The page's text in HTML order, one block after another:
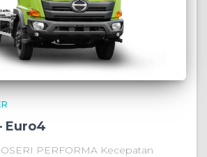
Euro4
PERFORMA Kecepatan